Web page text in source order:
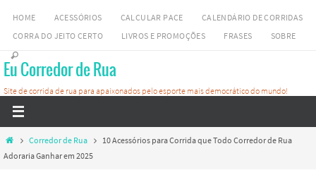
Skip
content
HOME ACESSÓRIOS CALCULAR PACE
CALENDÁRIO DE CORRIDAS
CORRA DO JEITO CERTO
LIVROS E PROMOÇÕES FRASES SOBRE
Eu Corredor de Rua
Site de corrida de rua para apaixonados pelo esporte mais democrático do mundo!
HomeCorredor de Rua
10 Acessórios para Corrida que Todo Corredor de Rua
Adoraria Ganhar em 2025